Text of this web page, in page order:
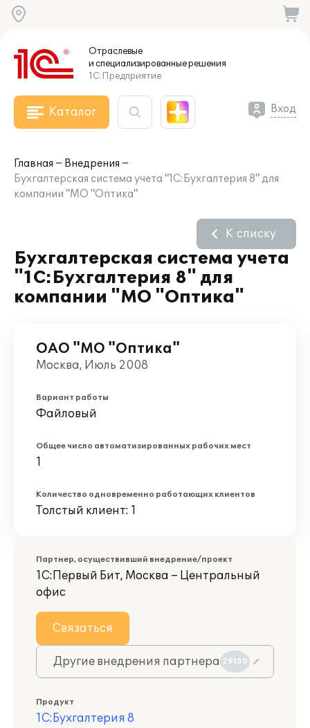
Отраслевые
и специализированныерешения
1С:Предприятие
Каталог Вход
Главная
Внедрения
Бухгалтерская система учета "1С:Бухгалтерия 8" для
компании "МО "Оптика"
Бухгалтерская система учета
"1С:Бухгалтерия 8" для
компании "МО "Оптика"
К списку
ОАО "МО "Оптика"
Москва, Июль 2008
Вариант работы
Файловый
Общее число автоматизированных рабочих мест
1
Количество одновременно работающих клиентов
Толстый клиент: 1
Партнер, осуществивший внедрение/проект
1С:Первый Бит, Москва – Центральный
офис
Связаться
Другие внедрения партнера 29150
Продукт
1С:Бухгалтерия 8